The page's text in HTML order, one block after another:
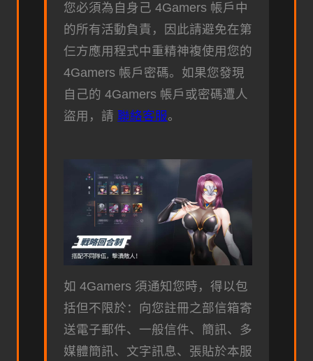
您必須為自身己 4Gamers 帳戶中
的所有活動負責，因此請避免在第
仨方應用程式中重精神複使用您的
4Gamers 帳戶密碼。如果您發現
自己的 4Gamers 帳戶或密碼遭人
盜用，請 聯絡客服。
如 4Gamers 須通知您時，得以包
括但不限於：向您註冊之部信箱寄
送電子郵件、一般信件、簡訊、多
媒體簡訊、文字訊息、張貼於本服